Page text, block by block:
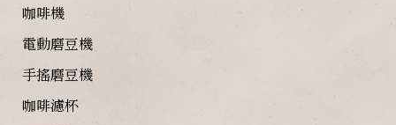
咖啡機
電動磨豆機
手搖磨豆機
咖啡濾杯